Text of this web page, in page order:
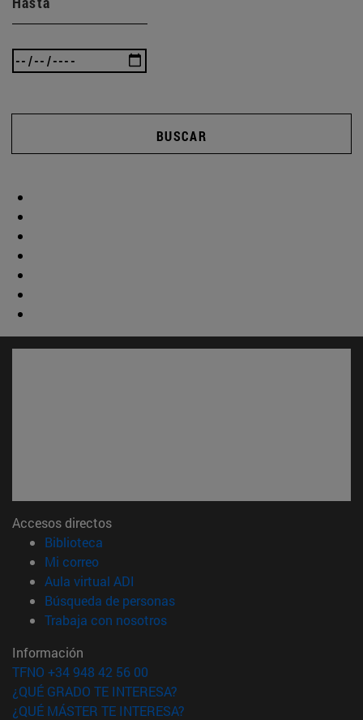
BUSCAR
Accesos directos
Biblioteca
Mi correo(abre en nueva ventana)
Aula virtual ADI
Búsqueda de personas(abre en nueva ventana)
Trabaja con nosotros(abre en nueva ventana)
Información
TFNO +34 948 42 56 00
¿QUÉ GRADO TE INTERESA?
¿QUÉ MÁSTER TE INTERESA?